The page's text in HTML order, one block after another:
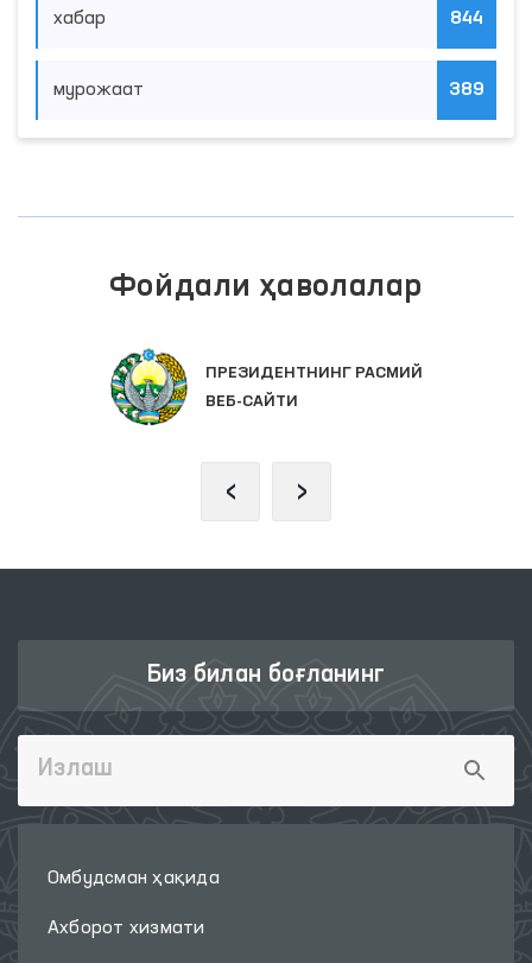
хабар 844
мурожаат 389
Фойдали ҳаволалар
ПРЕЗИДЕНТНИНГ РАСМИЙ
ВЕБ-САЙТИ
‹ ›
Биз билан боғланинг
Омбудсман ҳақида
Ахборот хизмати